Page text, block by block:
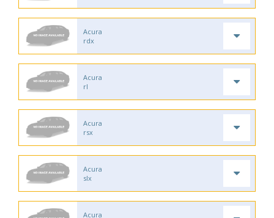
Acura
rdx
Acura
rl
Acura
rsx
Acura
slx
Acura